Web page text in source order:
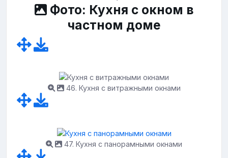
Фото: Кухня с окном в
частном доме
46. Кухня с витражными окнами
47. Кухня с панорамными окнами